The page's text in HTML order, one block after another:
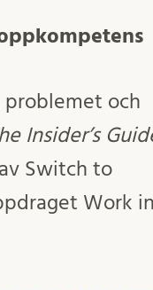
problemet och
Insider’s
Switch to
Work in